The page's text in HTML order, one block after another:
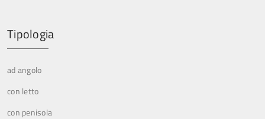
Tipologia
ad angolo
con letto
con penisola